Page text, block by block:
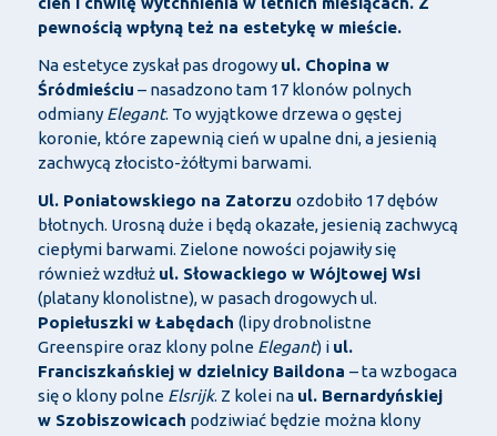
pewnością wpłyną też na estetykę w mieście.
Na estetyce zyskał pas drogowy ul. Chopina w
Śródmieściu – nasadzono tam 17 klonów polnych
odmiany Elegant. To wyjątkowe drzewa o gęstej
koronie, które zapewnią cień w upalne dni, a jesienią
zachwycą złocisto-żółtymi barwami.
Ul. Poniatowskiego na Zatorzu ozdobiło 17 dębów
błotnych. Urosną duże i będą okazałe, jesienią zachwycą
ciepłymi barwami. Zielone nowości pojawiły się
również wzdłuż ul. Słowackiego w Wójtowej Wsi
(platany klonolistne), w pasach drogowych ul.
Popiełuszki w Łabędach (lipy drobnolistne
Greenspire oraz klony polne Elegant) i ul.
Franciszkańskiej w dzielnicy Baildona – ta wzbogaca
się o klony polne Elsrijk. Z kolei na ul. Bernardyńskiej
w Szobiszowicach podziwiać będzie można klony